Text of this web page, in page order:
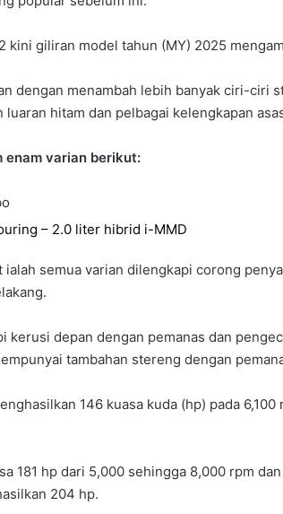
kini giliran model tahun (MY) 2025
dengan menambah lebih banyak ciri-ciri
hitam dan pelbagai kelengkapan
enam varian berikut:
– 2.0 liter hibrid i-MMD
semua varian dilengkapi corong
kerusi depan dengan pemanas dan
tambahan stereng dengan
146 kuasa kuda (hp) pada
181 hp dari 5,000 sehingga 8,000 rpm
204 hp.